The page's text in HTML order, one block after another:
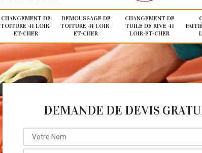
CHANGEMENT DE
TOITURE 41 LOIR-
ET-CHER
DEMOUSSAGE DE
TOITURE 41 LOIR-
ET-CHER
CHANGEMENT DE
TUILE DE RIVE 41
LOIR-ET-CHER
DEMANDE DE DEVIS